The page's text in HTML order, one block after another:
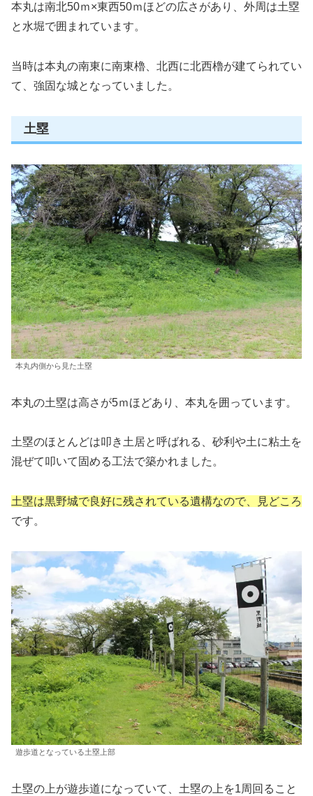
本丸は南北50ｍ×東西50ｍほどの広さがあり、外周は土塁
と水堀で囲まれています。
当時は本丸の南東に南東櫓、北西に北西櫓が建てられてい
て、強固な城となっていました。
土塁
本丸内側から見た土塁
本丸の土塁は高さが5ｍほどあり、本丸を囲っています。
土塁のほとんどは叩き土居と呼ばれる、砂利や土に粘土を
混ぜて叩いて固める工法で築かれました。
土塁は黒野城で良好に残されている遺構なので、見どころ
です。
遊歩道となっている土塁上部
土塁の上が遊歩道になっていて、土塁の上を1周回ること